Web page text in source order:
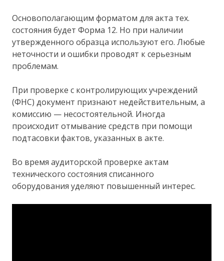
Основополагающим форматом для акта тех.
состояния будет Форма 12. Но при наличии
утвержденного образца используют его. Любые
неточности и ошибки проводят к серьезным
проблемам.
При проверке с контролирующих учреждений
(ФНС) документ признают недействительным, а
комиссию — несостоятельной. Иногда
происходит отмывание средств при помощи
подтасовки фактов, указанных в акте.
Во время аудиторской проверке актам
технического состояния списанного
оборудования уделяют повышенный интерес.